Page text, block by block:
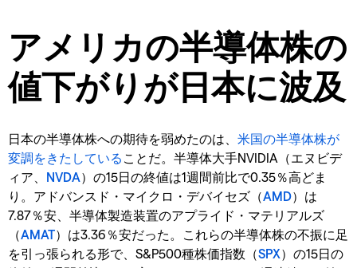
アメリカの半導体株の
値下がりが日本に波及
日本の半導体株への期待を弱めたのは、 米国の半導体株が
変調をきたしている ことだ。半導体大手NVIDIA（エヌビデ
ィア、 NVDA）の15日の終値は1週間前比で0.35％高どま
り。アドバンスド・マイクロ・デバイセズ（AMD）は
7.87％安、半導体製造装置のアプライド・マテリアルズ
（AMAT）は3.36％安だった。これらの半導体株の不振に足
を引っ張られる形で、S&P500種株価指数（SPX）の15日の